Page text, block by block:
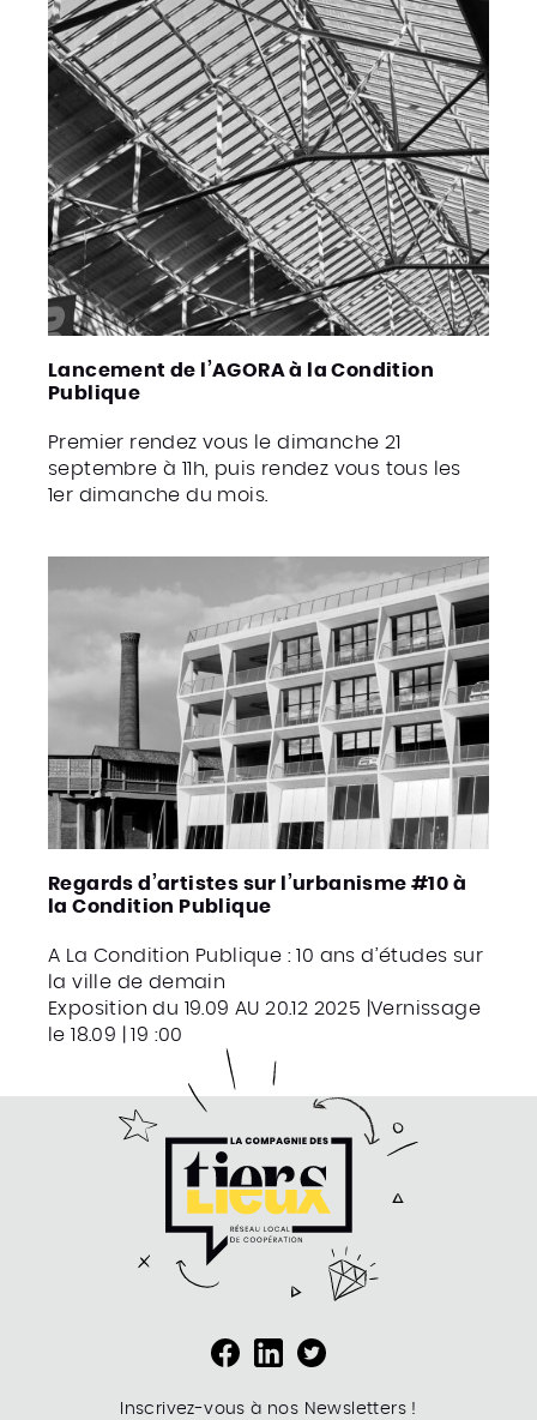
Lancement de l’AGORA à la Condition
Publique
Premier rendez vous le dimanche 21
septembre à 11h, puis rendez vous tous les
1er dimanche du mois.
Regards d’artistes sur l’urbanisme #10 à
la Condition Publique
A La Condition Publique : 10 ans d’études sur
la ville de demain
Exposition du 19.09 AU 20.12 2025 |Vernissage
le 18.09 | 19 :00
Inscrivez-vous à nos Newsletters !